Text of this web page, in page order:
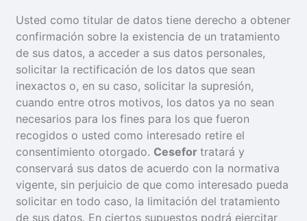
Usted como titular de datos tiene derecho a obtener
confirmación sobre la existencia de un tratamiento
de sus datos, a acceder a sus datos personales,
solicitar la rectificación de los datos que sean
inexactos o, en su caso, solicitar la supresión,
cuando entre otros motivos, los datos ya no sean
necesarios para los fines para los que fueron
recogidos o usted como interesado retire el
consentimiento otorgado. Cesefor tratará y
conservará sus datos de acuerdo con la normativa
vigente, sin perjuicio de que como interesado pueda
solicitar en todo caso, la limitación del tratamiento
de sus datos. En ciertos supuestos podrá ejercitar